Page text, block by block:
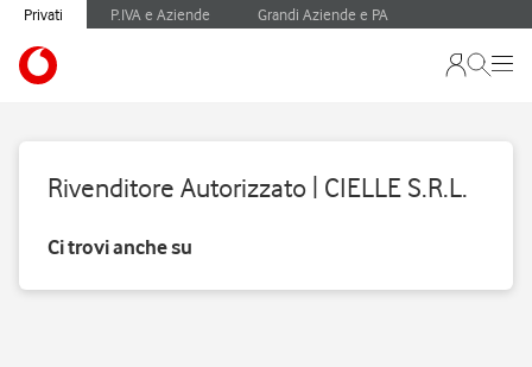
Privati P.IVA e Aziende Grandi Aziende e PA
Rivenditore Autorizzato | CIELLE S.R.L.
Ci trovi anche su